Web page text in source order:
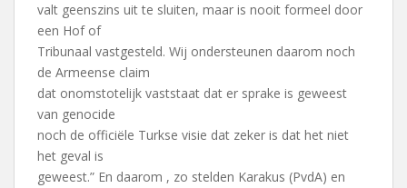
valt geenszins uit te sluiten, maar is nooit formeel door
een Hof of
Tribunaal vastgesteld. Wij ondersteunen daarom noch
de Armeense claim
dat onomstotelijk vaststaat dat er sprake is geweest
van genocide
noch de officiële Turkse visie dat zeker is dat het niet
het geval is
geweest.” En daarom , zo stelden Karakus (PvdA) en